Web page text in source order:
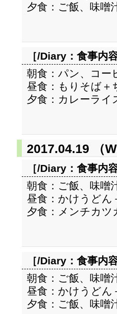
夕食：ご飯、味噌
［/Diary： 食事内
朝食：パン、コー
昼食：もりそば＋
夕食：カレーライ
2017.04.19 （
［/Diary： 食事内
朝食：ご飯、味噌
昼食：かけうどん
夕食：メンチカツ
［/Diary： 食事内
朝食：ご飯、味噌
昼食：かけうどん
夕食：ご飯、味噌